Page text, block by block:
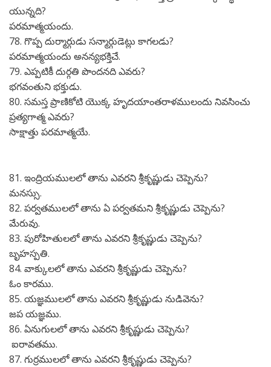
యున్నది?
పరమాత్మయందు.
78. గొప్ప దుర్మార్గుడు సన్మార్గుడెట్లు కాగలడు?
పరమాత్మయందు అనన్యభక్తిచే.
79. ఎప్పటికీ దుర్గతి పొందనది ఎవరు?
భగవంతుని భక్తుడు.
80. సమస్త ప్రాణికోటి యొక్క హృదయాంతరాళములందు నివసించు
ప్రత్యగాత్మ ఎవరు?
సాక్షాత్తు పరమాత్మయే.
81. ఇంద్రియములలో తాను ఎవరని శ్రీకృష్ణుడు చెప్పెను?
మనస్సు.
82. పర్వతములలో తాను ఏ పర్వతమని శ్రీకృష్ణుడు చెప్పెను?
మేరువు.
83. పురోహితులలో తాను ఎవరని శ్రీకృష్ణుడు చెప్పెను?
బృహస్పతి.
84. వాక్కులలో తాను ఎవరని శ్రీకృష్ణుడు చెప్పెను?
ఓం కారము.
85. యజ్ఞములలో తాను ఎవరని శ్రీకృష్ణుడు నుడివెను?
జప యజ్ఞము.
86. ఏనుగులలో తాను ఎవరని శ్రీకృష్ణుడు చెప్పెను?
ఐరావతము.
87. గుర్రములలో తాను ఎవరని శ్రీకృష్ణుడు చెప్పెను?